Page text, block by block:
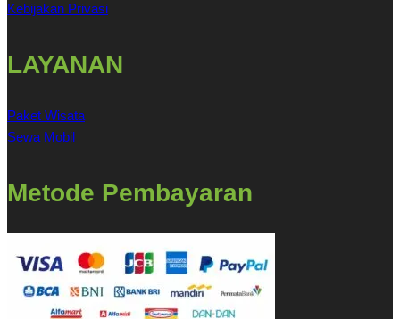
Kebijakan Privasi
LAYANAN
Paket Wisata
Sewa Mobil
Metode Pembayaran